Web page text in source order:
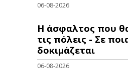
06-08-2026
Η άσφαλτος που
τις πόλεις - Σε
δοκιμάζεται
06-08-2026